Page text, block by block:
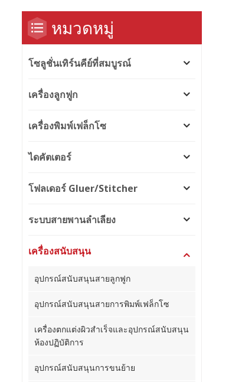
หมวดหมู่
โซลูชั่นเทิร์นคีย์ที่สมบูรณ์
เครื่องลูกฟูก
เครื่องพิมพ์เฟล็กโซ
ไดคัตเตอร์
โฟลเดอร์ Gluer/Stitcher
ระบบสายพานลำเลียง
เครื่องสนับสนุน
อุปกรณ์สนับสนุนสายลูกฟูก
อุปกรณ์สนับสนุนสายการพิมพ์เฟล็กโซ
เครื่องตกแต่งผิวสำเร็จและอุปกรณ์สนับสนุน
ห้องปฏิบัติการ
อุปกรณ์สนับสนุนการขนย้าย